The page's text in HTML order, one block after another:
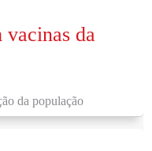
vacinas da
da população